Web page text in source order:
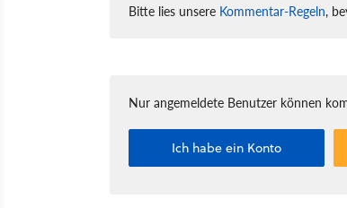
Bitte lies unsere Kommentar-Regeln,
Nur angemeldete Benutzer können
Ich habe ein Konto